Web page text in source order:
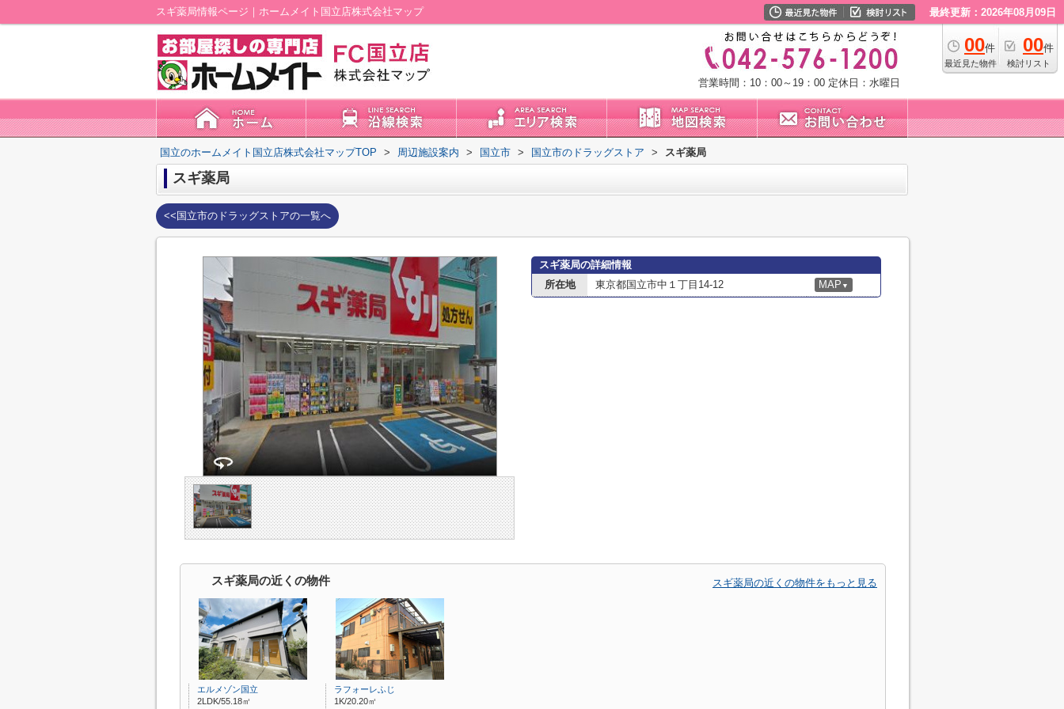
スギ薬局情報ページ｜ホームメイト国立店株式会社マップ 最終更新：2026年08月09日
00件
最近見た物件
00件
検討リスト
営業時間：10：00～19：00 定休日：水曜日
国立のホームメイト国立店株式会社マップTOP > 周辺施設案内 > 国立市 > 国立市のドラッグストア > スギ薬局
スギ薬局
<<国立市のドラッグストアの一覧へ
スギ薬局の詳細情報
所在地
東京都国立市中１丁目14-12 MAP ▼
スギ薬局の近くの物件 スギ薬局の近くの物件をもっと見る
エルメゾン国立
2LDK/55.18㎡
ラフォーレふじ
1K/20.20㎡